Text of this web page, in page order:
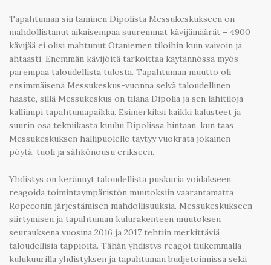
Tapahtuman siirtäminen Dipolista Messukeskukseen on
mahdollistanut aikaisempaa suuremmat kävijämäärät – 4900
kävijää ei olisi mahtunut Otaniemen tiloihin kuin vaivoin ja
ahtaasti. Enemmän kävijöitä tarkoittaa käytännössä myös
parempaa taloudellista tulosta. Tapahtuman muutto oli
ensimmäisenä Messukeskus-vuonna selvä taloudellinen
haaste, sillä Messukeskus on tilana Dipolia ja sen lähitiloja
kalliimpi tapahtumapaikka. Esimerkiksi kaikki kalusteet ja
suurin osa tekniikasta kuului Dipolissa hintaan, kun taas
Messukeskuksen hallipuolelle täytyy vuokrata jokainen
pöytä, tuoli ja sähkönousu erikseen.
Yhdistys on kerännyt taloudellista puskuria voidakseen
reagoida toimintaympäristön muutoksiin vaarantamatta
Ropeconin järjestämisen mahdollisuuksia. Messukeskukseen
siirtymisen ja tapahtuman kulurakenteen muutoksen
seurauksena vuosina 2016 ja 2017 tehtiin merkittäviä
taloudellisia tappioita. Tähän yhdistys reagoi tiukemmalla
kulukuurilla yhdistyksen ja tapahtuman budjetoinnissa sekä